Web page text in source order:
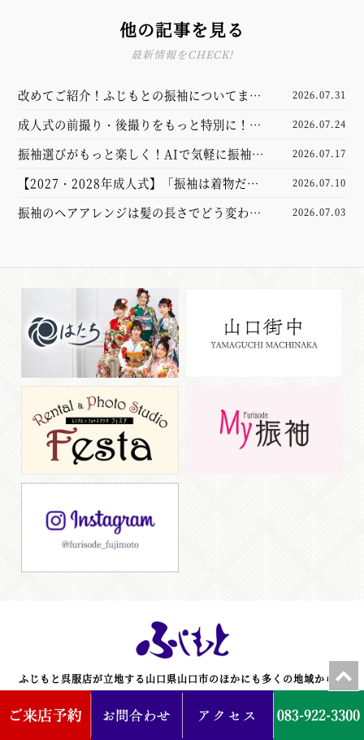
他の記事を見る
最新情報をCHECK!
改めてご紹介！ふじもとの振袖についてまと
めました
2026.07.31
成人式の前撮り・後撮りをもっと特別に！新
しくなった撮影スタジオをご紹介
2026.07.24
振袖選びがもっと楽しく！AIで気軽に振袖試
着体験してみませんか？【山口市】
2026.07.17
【2027・2028年成人式】「振袖は着物だけ
あれば大丈夫」と思っていませんか？実は大
切なのは“小物”でした
2026.07.10
振袖のヘアアレンジは髪の長さでどう変わ
2026.07.03
ふじもと呉服店が立地する山口県山口市のほかにも多くの地域からお
山口県山口市・防府市・萩市・長門市・美祢市・宇部市・山陽小野田